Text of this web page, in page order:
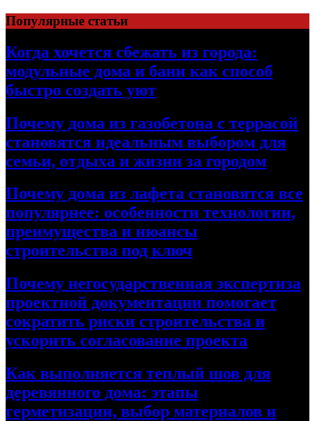
Перейти
к
содержимому
Популярные статьи
Когда хочется сбежать из города:
модульные дома и бани как способ
быстро создать уют
Почему дома из газобетона с террасой
становятся идеальным выбором для
семьи, отдыха и жизни за городом
Почему дома из лафета становятся все
популярнее: особенности технологии,
преимущества и нюансы
строительства под ключ
Почему негосударственная экспертиза
проектной документации помогает
сократить риски строительства и
ускорить согласование проекта
Как выполняется теплый шов для
деревянного дома: этапы
герметизации, выбор материалов и